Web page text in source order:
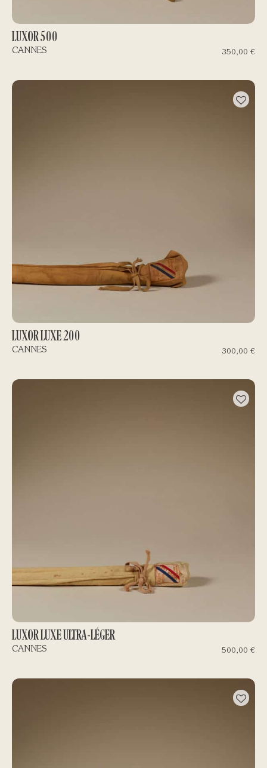
LUXOR 500
350,00 €
CANNES
LUXOR LUXE 200
300,00 €
CANNES
LUXOR LUXE ULTRA-LÉGER
500,00 €
CANNES